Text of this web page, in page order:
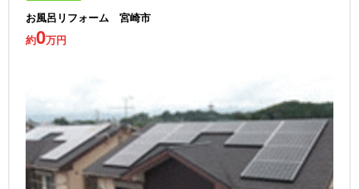
お風呂リフォーム 宮崎市
約0万円